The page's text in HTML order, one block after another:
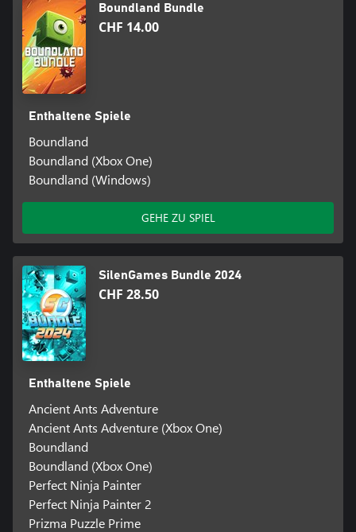
Boundland Bundle
CHF 14.00
Enthaltene Spiele
Boundland
Boundland (Xbox One)
Boundland (Windows)
GEHE ZU SPIEL
SilenGames Bundle 2024
CHF 28.50
Enthaltene Spiele
Ancient Ants Adventure
Ancient Ants Adventure (Xbox One)
Boundland
Boundland (Xbox One)
Perfect Ninja Painter
Perfect Ninja Painter 2
Prizma Puzzle Prime